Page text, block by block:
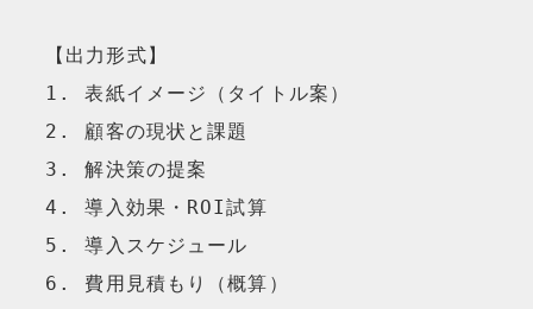
【出力形式】
1. 表紙イメージ（タイトル案）
2. 顧客の現状と課題
3. 解決策の提案
4. 導入効果・ROI試算
5. 導入スケジュール
6. 費用見積もり（概算）